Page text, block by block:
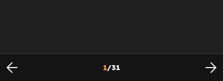
1/31